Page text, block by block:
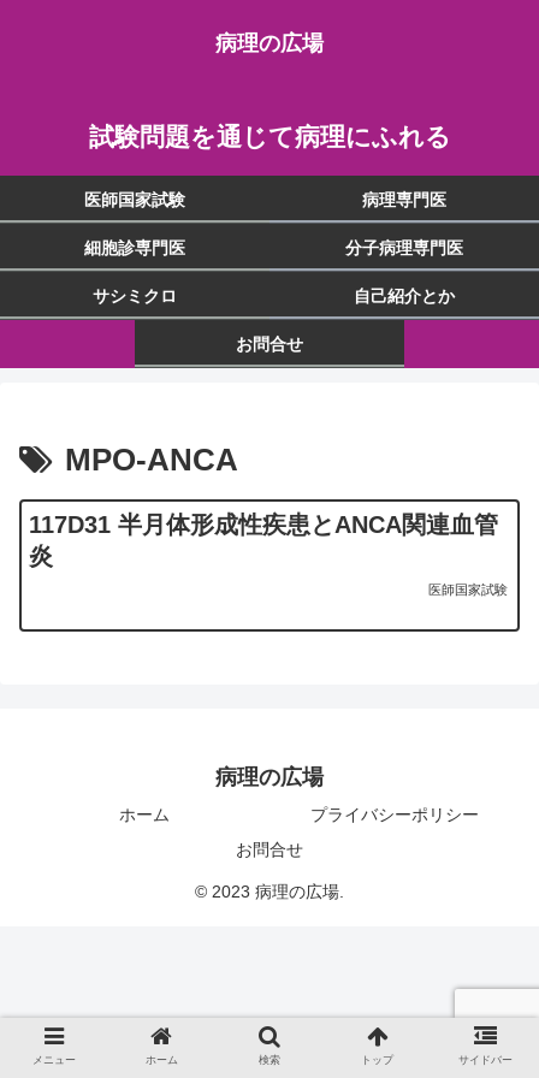
病理の広場
試験問題を通じて病理にふれる
医師国家試験 病理専門医
細胞診専門医 分子病理専門医
サシミクロ 自己紹介とか
お問合せ
MPO-ANCA
117D31 半月体形成性疾患とANCA関連血管
炎
医師国家試験
病理の広場
ホーム
プライバシーポリシー
お問合せ
© 2023 病理の広場.
メニュー ホーム 検索 トップ サイドバー